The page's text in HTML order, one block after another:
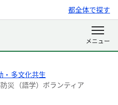
都全体で探す
・多文化共生
災（語学）ボランティア